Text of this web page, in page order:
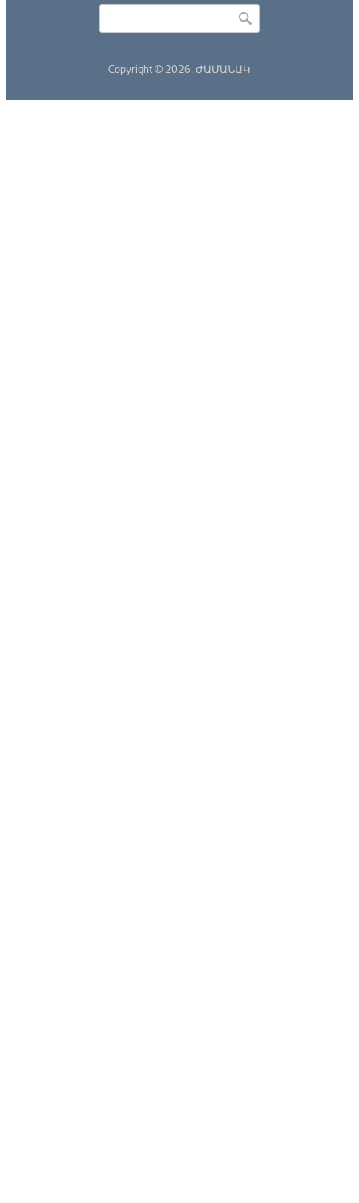
Copyright © 2026, ԺԱՄԱՆԱԿ